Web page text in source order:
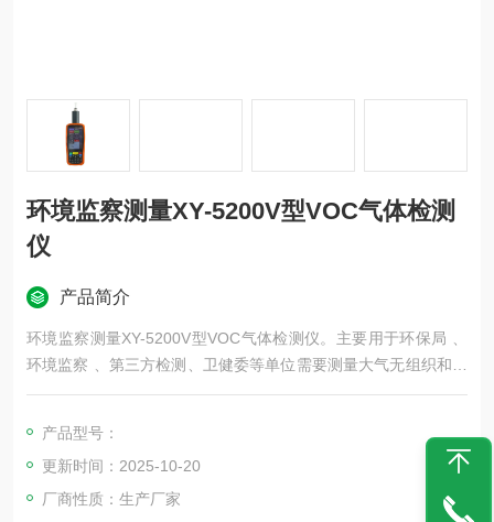
环境监察测量XY-5200V型VOC气体检测
仪
产品简介
环境监察测量XY-5200V型VOC气体检测仪。主要用于环保局 、
环境监察 、第三方检测、卫健委等单位需要测量大气无组织和车
间等低浓度VOC环境 ，又需要测量车间和烟囱高浓度VOC环境。
产品型号：
更新时间：2025-10-20
厂商性质：生产厂家